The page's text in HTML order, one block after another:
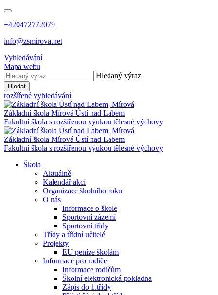
+420472772079
info@zsmirova.net
Vyhledávání
Mapa webu
Hledaný výraz
Hledat
rozšířené vyhledávání
Základní škola Mírová Ústí nad Labem
Fakultní škola s rozšířenou výukou tělesné výchovy
Základní škola Mírová Ústí nad Labem
Fakultní škola s rozšířenou výukou tělesné výchovy
Škola
Aktuálně
Kalendář akcí
Organizace školního roku
O nás
Informace o škole
Sportovní zázemí
Sportovní třídy
Třídy a třídní učitelé
Projekty
EU peníze školám
Informace pro rodiče
Informace rodičům
Školní elektronická pokladna
Zápis do 1.třídy